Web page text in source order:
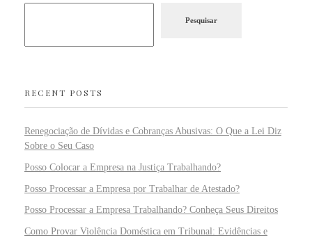
Pesquisar
RECENT POSTS
Renegociação de Dívidas e Cobranças Abusivas: O Que a Lei Diz
Sobre o Seu Caso
Posso Colocar a Empresa na Justiça Trabalhando?
Posso Processar a Empresa por Trabalhar de Atestado?
Posso Processar a Empresa Trabalhando? Conheça Seus Direitos
Como Provar Violência Doméstica em Tribunal: Evidências e